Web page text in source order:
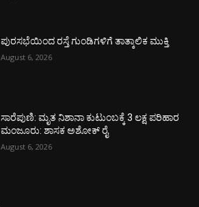
ಪುರಸಭೆಯಿಂದ ರಸ್ತೆ ಗುಂಡಿಗಳಿಗೆ ತಾತ್ಕಾಲಿಕ ಮುಕ್ತಿ
August 6, 2026
ಸಾರೆಪುಣಿ: ಮೃತ ನಿಶಾನಾ ಕುಟುಂಬಕ್ಕೆ 3 ಲಕ್ಷ ಪರಿಹಾರ
ಮಂಜೂರು: ಶಾಸಕ ಅಶೋಕ್ ರೈ
August 6, 2026